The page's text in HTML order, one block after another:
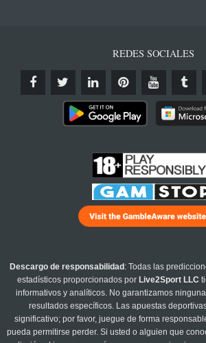
REDES SOCIALES
Descargo de responsabilidad : Todas las
estadísticos proporcionados por Live2Sport LLC
informativos y analíticos. No garantizamos
resultados específicos. Las apuestas
significativo; por favor, juegue de forma
pueda permitirse perder. Si usted o alguien que